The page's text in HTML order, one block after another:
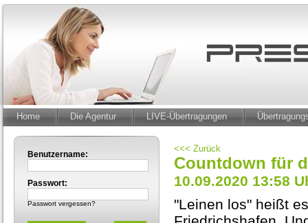
Home Die Agentur LIVE-Übertragungen
Benutzername:
Passwort:
Passwort vergessen?
<<< Zurück
Countdown für
10.09.2020 13:58
"Leinen los" heißt